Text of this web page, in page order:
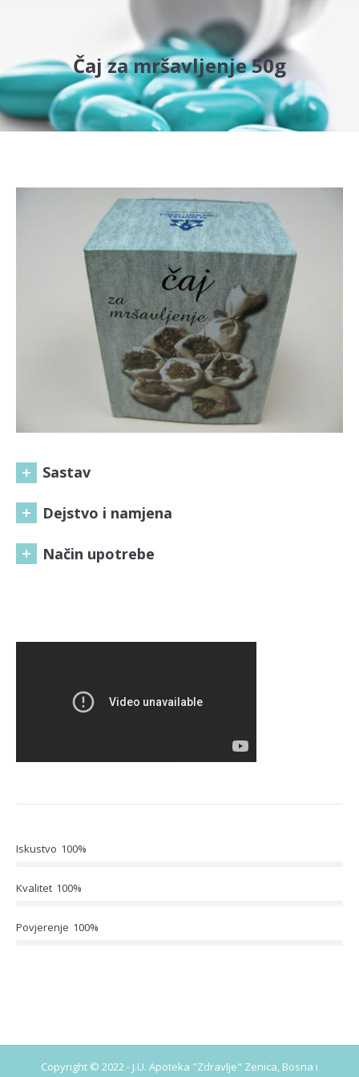
Čaj za mršavljenje 50g
Sastav
Dejstvo i namjena
Način upotrebe
Iskustvo 100%
Kvalitet 100%
Povjerenje 100%
Copyright © 2022 - J.U. Apoteka "Zdravlje" Zenica, Bosna i